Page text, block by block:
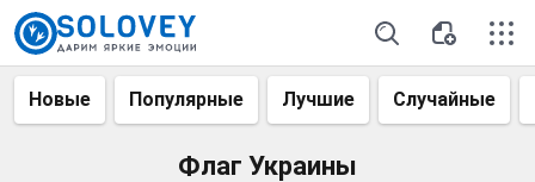
Новые Популярные Лучшие Случайные
Флаг Украины